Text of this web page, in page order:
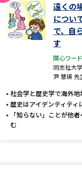
遠くの
につい
で、自
す
関心ワー
同志社大学
尹 慧瑛 先
社会学と歴史学で海外
歴史はアイデンティティ
「知らない」ことが他
む